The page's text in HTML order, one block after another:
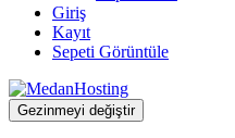
Giriş
Kayıt
Sepeti Görüntüle
Gezinmeyi değiştir